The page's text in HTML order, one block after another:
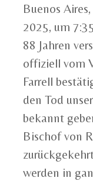
Buenos
2025, um
88 Jahren
offiziell vom
Farrell
den Tod
bekannt
Bischof von
werden in